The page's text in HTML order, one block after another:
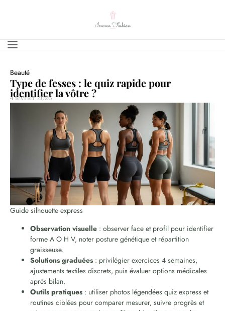
Beauté
Type de fesses : le quiz rapide pour
identifier la vôtre ?
4 février 2026
Guide silhouette express
Observation visuelle : observer face et profil pour identifier
forme A O H V, noter posture génétique et répartition
graisseuse.
Solutions graduées : privilégier exercices 4 semaines,
ajustements textiles discrets, puis évaluer options médicales
après bilan.
Outils pratiques : utiliser photos légendées quiz express et
routines ciblées pour comparer mesurer, suivre progrès et